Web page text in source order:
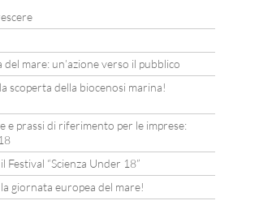
mare: un’azione verso il pubblico
scoperta della biocenosi marina!
e prassi di riferimento per le imprese:
Festival “Scienza Under 18”
giornata europea del mare!